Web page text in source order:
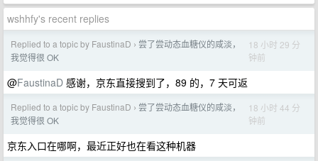
wshhfy's recent replies
Replied to a topic by FaustinaD › 尝了尝动态血糖仪的咸淡，
我觉得很 OK
18 小时 29 分
钟前
@FaustinaD 感谢，京东直接搜到了，89 的，7 天可返
Replied to a topic by FaustinaD › 尝了尝动态血糖仪的咸淡，
我觉得很 OK
18 小时 44 分
钟前
京东入口在哪啊，最近正好也在看这种机器